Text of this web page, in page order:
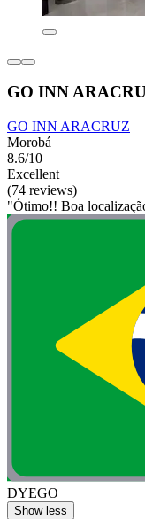
GO INN
GO INN ARACRUZ
Morobá
8.6/10
Excellent
(74 reviews)
"Ótimo!! Boa
DYEGO
Show less